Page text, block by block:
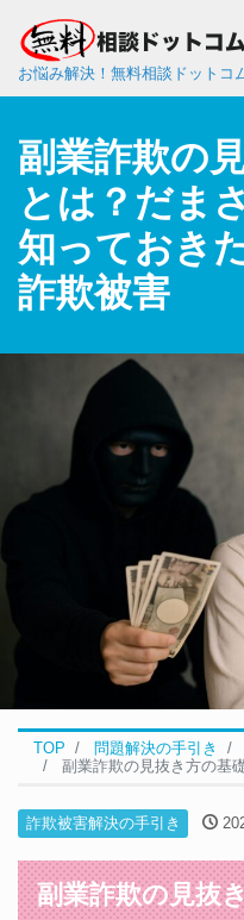
お悩み解決！無料相談ドットコ
副業詐欺の
とは？だま
知っておき
詐欺被害
TOP 問題解決の手引き
副業詐欺の見抜き方の基礎とは？だ
詐欺被害解決の手引き
副業詐欺の見抜